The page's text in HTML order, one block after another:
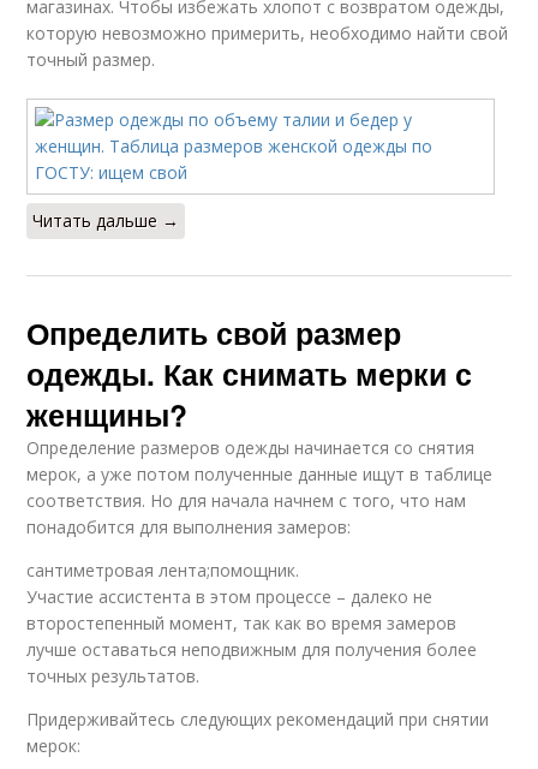
магазинах. Чтобы избежать хлопот с возвратом одежды,
которую невозможно примерить, необходимо найти свой
точный размер.
Читать дальше →
Определить свой размер
одежды. Как снимать мерки с
женщины?
Определение размеров одежды начинается со снятия
мерок, а уже потом полученные данные ищут в таблице
соответствия. Но для начала начнем с того, что нам
понадобится для выполнения замеров:
сантиметровая лента;помощник.
Участие ассистента в этом процессе – далеко не
второстепенный момент, так как во время замеров
лучше оставаться неподвижным для получения более
точных результатов.
Придерживайтесь следующих рекомендаций при снятии
мерок: